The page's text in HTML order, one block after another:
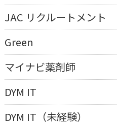
JAC リクルートメント
Green
マイナビ薬剤師
DYM IT
DYM IT（未経験）